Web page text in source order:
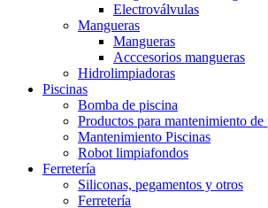
Electroválvulas
Mangueras
Mangueras
Acccesorios mangueras
Hidrolimpiadoras
Piscinas
Bomba de piscina
Productos para mantenimiento de
Mantenimiento Piscinas
Robot limpiafondos
Ferretería
Siliconas, pegamentos y otros
Ferretería